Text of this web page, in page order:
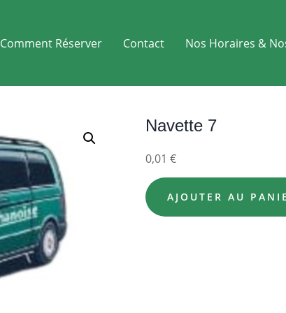
Comment Réserver Contact Nos Horaires &
Navette 7
0,01 €
AJOUTER AU